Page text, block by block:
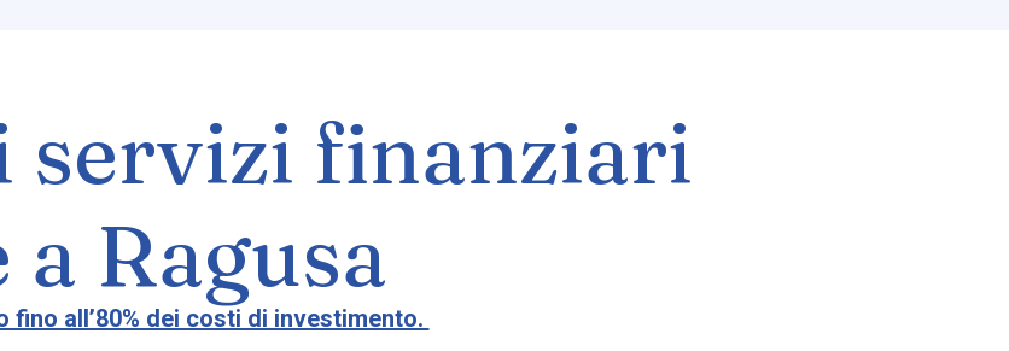
servizi finanziari
Ragusa
all’80% dei costi di investimento.